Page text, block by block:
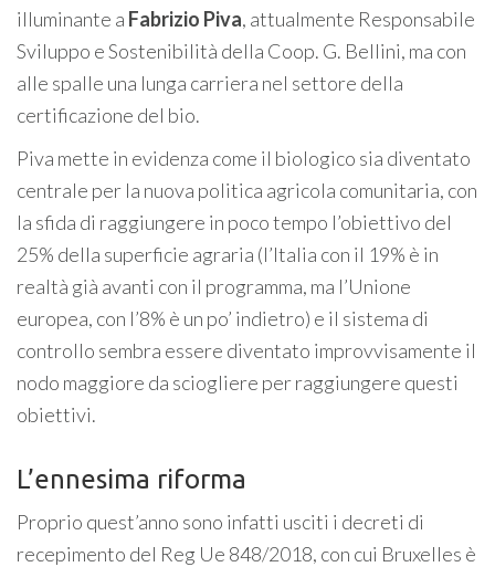
illuminante a Fabrizio Piva, attualmente Responsabile
Sviluppo e Sostenibilità della Coop. G. Bellini, ma con
alle spalle una lunga carriera nel settore della
certificazione del bio.
Piva mette in evidenza come il biologico sia diventato
centrale per la nuova politica agricola comunitaria, con
la sfida di raggiungere in poco tempo l’obiettivo del
25% della superficie agraria (l’Italia con il 19% è in
realtà già avanti con il programma, ma l’Unione
europea, con l’8% è un po’ indietro) e il sistema di
controllo sembra essere diventato improvvisamente il
nodo maggiore da sciogliere per raggiungere questi
obiettivi.
L’ennesima riforma
Proprio quest’anno sono infatti usciti i decreti di
recepimento del Reg Ue 848/2018, con cui Bruxelles è